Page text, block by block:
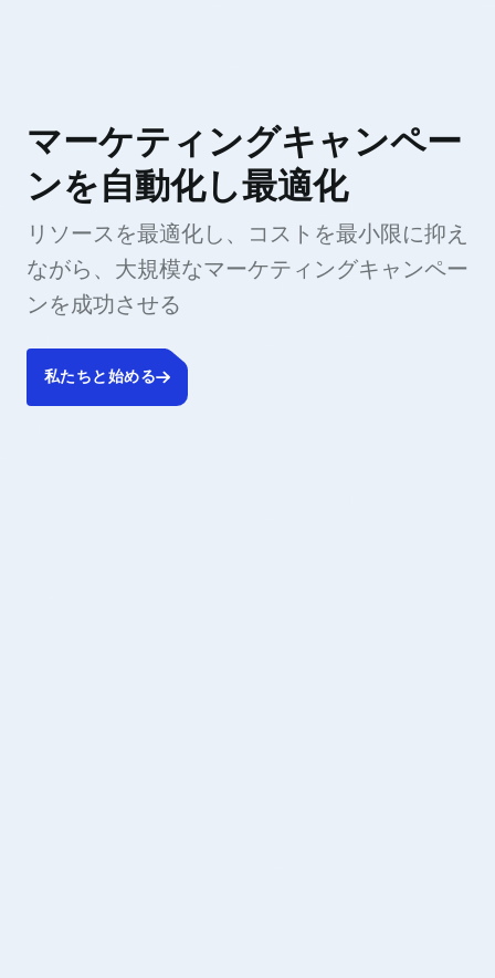
マーケティングキャンペー
ンを自動化し最適化
リソースを最適化し、コストを最小限に抑え
ながら、大規模なマーケティングキャンペー
ンを成功させる
私たちと始める